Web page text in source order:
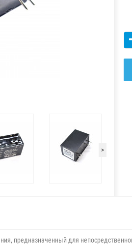
>
предназначенный для